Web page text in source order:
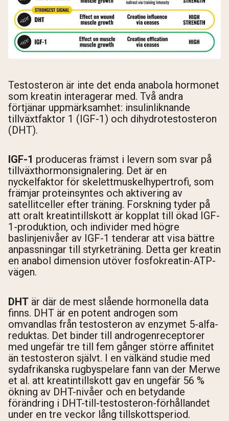
Testosteron är inte det enda anabola hormonet
som kreatin interagerar med. Två andra
förtjänar uppmärksamhet: insulinliknande
tillväxtfaktor 1 (IGF-1) och dihydrotestosteron
(DHT).
IGF-1 produceras främst i levern som svar på
tillväxthormonsignalering. Det är en
nyckelfaktor för skelettmuskelhypertrofi, som
främjar proteinsyntes och aktivering av
satellitceller efter träning. Forskning tyder på
att oralt kreatintillskott är kopplat till ökad IGF-
1-produktion, och individer med högre
baslinjenivåer av IGF-1 tenderar att visa bättre
anpassningar till styrketräning. Detta ger kreatin
en anabol dimension utöver fosfokreatin-ATP-
vägen.
DHT är där de mest slående hormonella data
finns. DHT är en potent androgen som
omvandlas från testosteron av enzymet 5-alfa-
reduktas. Det binder till androgenreceptorer
med ungefär tre till fem gånger större affinitet
än testosteron självt. I en välkänd studie med
sydafrikanska rugbyspelare fann van der Merwe
et al. att kreatintillskott gav en ungefär 56 %
ökning av DHT-nivåer och en betydande
förändring i DHT-till-testosteron-förhållandet
under en tre veckor lång tillskottsperiod.